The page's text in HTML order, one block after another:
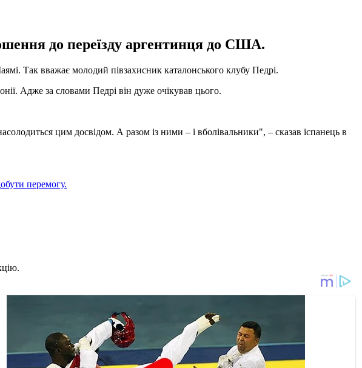
до переїзду аргентинця до США.
Так вважає молодий півзахисник каталонського клубу Педрі.
Адже за словами Педрі він дуже очікував цього.
цим досвідом. А разом із ними – і вболівальники", – сказав іспанець в
перемогу.